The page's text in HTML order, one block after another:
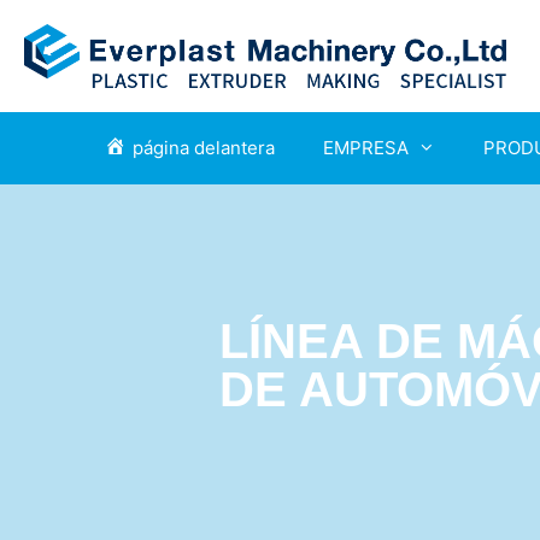
página delantera EMPRESA
LÍNEA DE
DE